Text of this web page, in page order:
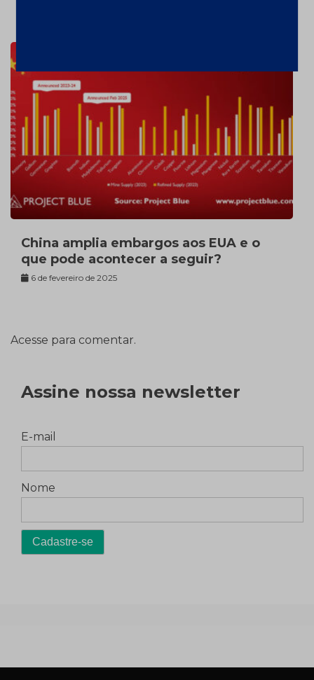
China amplia embargos aos EUA e o
que pode acontecer a seguir?
6 de fevereiro de 2025
Acesse para comentar.
Assine nossa newsletter
E-mail
Nome